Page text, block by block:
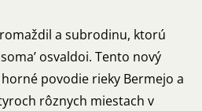
a subrodinu, ktorú
osvaldoi. Tento nový
povodie rieky Bermejo a
rôznych miestach v